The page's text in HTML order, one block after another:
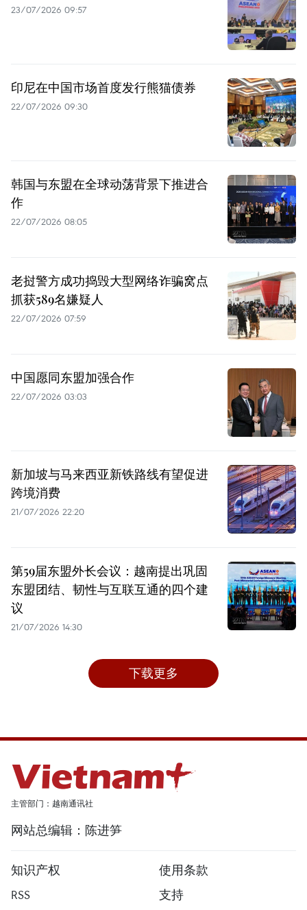
23/07/2026 09:57
印尼在中国市场首度发行熊猫债券
22/07/2026 09:30
韩国与东盟在全球动荡背景下推进合
作
22/07/2026 08:05
老挝警方成功捣毁大型网络诈骗窝点
抓获589名嫌疑人
22/07/2026 07:59
中国愿同东盟加强合作
22/07/2026 03:03
新加坡与马来西亚新铁路线有望促进
跨境消费
21/07/2026 22:20
第59届东盟外长会议：越南提出巩固
东盟团结、韧性与互联互通的四个建
议
21/07/2026 14:30
下载更多
主管部门：越南通讯社
网站总编辑：陈进笋
知识产权
使用条款
RSS
支持